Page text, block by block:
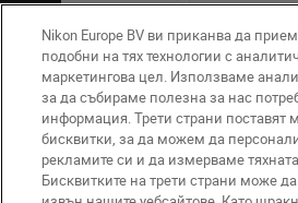
Компания
Nikon Europe BV ви приканва да
подобни на тях технологии с
маркетингова цел. Използваме
за да събираме полезна за нас
информация. Трети страни поставят
бисквитки, за да можем да
рекламите си и да измерваме
Бисквитките на трети страни може